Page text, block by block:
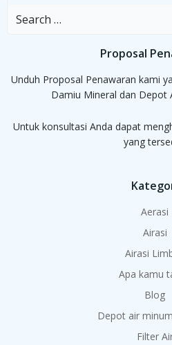
Search
Proposal
Unduh Proposal Penawaran kami
Damiu Mineral dan Depot
Untuk konsultasi Anda dapat
yang
Aerasi
Airasi
Airasi
Apa kamu
Blog
Depot air
Filter